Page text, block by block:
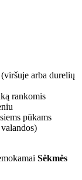
arba durelių
rankomis
pūkams
Sėkmės